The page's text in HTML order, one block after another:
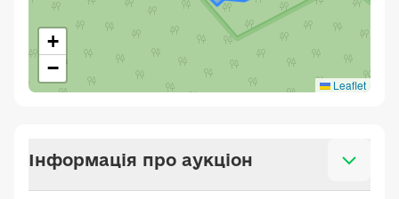
+
−
Leaflet
Інформація про аукціон